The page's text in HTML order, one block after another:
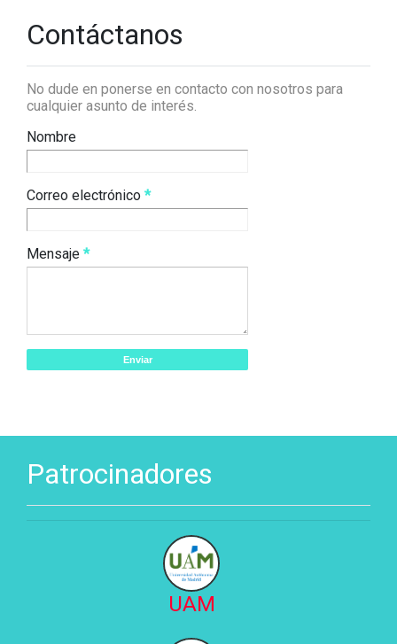
Contáctanos
No dude en ponerse en contacto con nosotros para
cualquier asunto de interés.
Nombre
Correo electrónico *
Mensaje *
Patrocinadores
UAM